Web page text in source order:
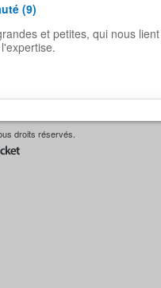
(9)
et petites, qui nous
droits réservés.